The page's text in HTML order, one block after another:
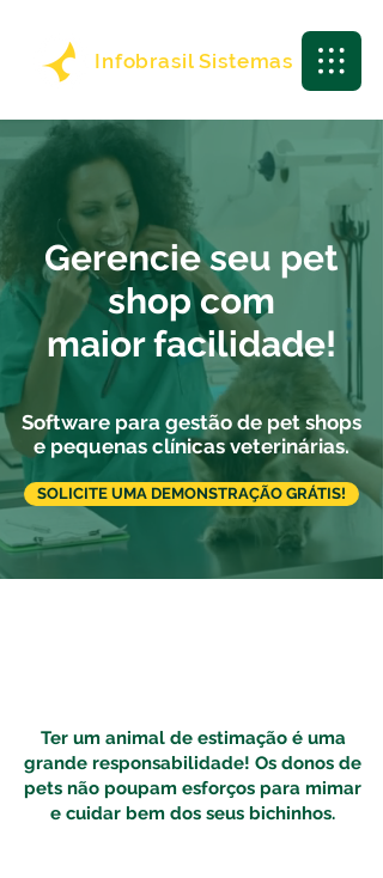
Infobrasil Sistemas
Gerencie seu pet
shop com
maior facilidade!
Software para gestão de pet shops
e pequenas clínicas veterinárias.
SOLICITE UMA DEMONSTRAÇÃO GRÁTIS!
Ter um animal de estimação é uma
grande responsabilidade! Os donos de
pets não poupam esforços para mimar
e cuidar bem dos seus bichinhos.